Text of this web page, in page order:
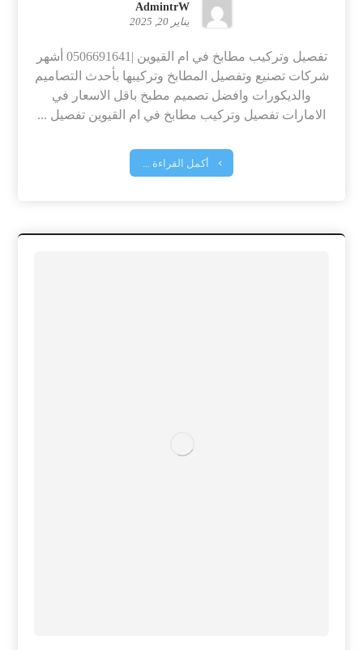
AdmintrW
يناير 20, 2025
تفصيل وتركيب مطابخ في ام القيوين |0506691641 أشهر
شركات تصنيع وتفصيل المطابخ وتركيبها بأحدث التصاميم
والديكورات وافضل تصميم مطبخ باقل الاسعار في
الامارات تفصيل وتركيب مطابخ في ام القيوين تفصيل ...
أكمل القراءة ...